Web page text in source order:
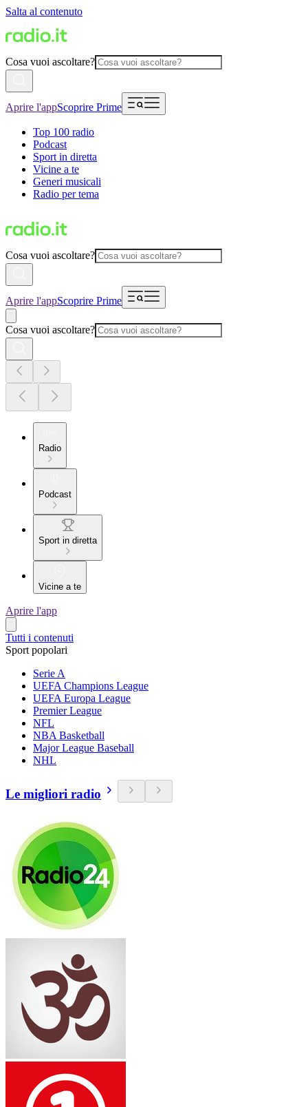
Salta al contenuto
Cosa vuoi ascoltare?
Aprire l'appScoprire Prime
Top 100 radio
Podcast
Sport in diretta
Vicine a te
Generi musicali
Radio per tema
Cosa vuoi ascoltare?
Aprire l'appScoprire Prime
Cosa vuoi ascoltare?
Radio
Podcast
Sport in diretta
Vicine a te
Aprire l'app
Tutti i contenuti
Sport popolari
Serie A
UEFA Champions League
UEFA Europa League
Premier League
NFL
NBA Basketball
Major League Baseball
NHL
Le migliori radio